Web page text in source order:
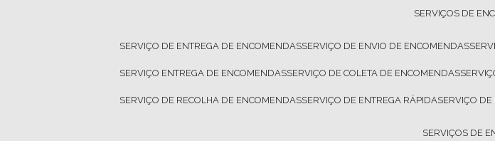
SERVIÇOS DE
SERVIÇO DE ENTREGA DE ENCOMENDAS SERVIÇO DE ENVIO DE ENCOMENDAS
SERVIÇO ENTREGA DE ENCOMENDAS SERVIÇO DE COLETA DE ENCOMENDAS
SERVIÇO DE RECOLHA DE ENCOMENDAS SERVIÇO DE ENTREGA RÁPIDA SERVIÇO
SERVIÇOS DE